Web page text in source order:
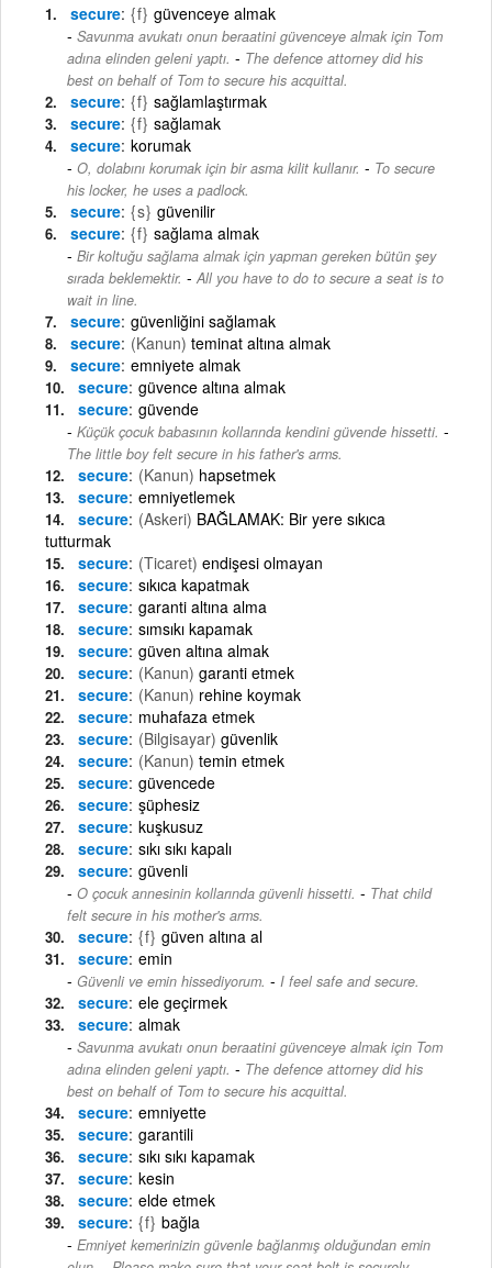
secure {f} güvenceye almak
Savunma avukatı onun beraatini güvenceye almak için Tom
adına elinden geleni yaptı. - The defence attorney did his
best on behalf of Tom to secure his acquittal.
secure {f} sağlamlaştırmak
secure {f} sağlamak
secure korumak
O, dolabını korumak için bir asma kilit kullanır. - To secure
his locker, he uses a padlock.
secure {s} güvenilir
secure {f} sağlama almak
Bir koltuğu sağlama almak için yapman gereken bütün şey
sırada beklemektir. - All you have to do to secure a seat is to
wait in line.
secure güvenliğini sağlamak
secure (Kanun) teminat altına almak
secure emniyete almak
secure güvence altına almak
secure güvende
Küçük çocuk babasının kollarında kendini güvende hissetti. -
The little boy felt secure in his father's arms.
secure (Kanun) hapsetmek
secure emniyetlemek
secure (Askeri) BAĞLAMAK: Bir yere sıkıca
tutturmak
secure (Ticaret) endişesi olmayan
secure sıkıca kapatmak
secure garanti altına alma
secure sımsıkı kapamak
secure güven altına almak
secure (Kanun) garanti etmek
secure (Kanun) rehine koymak
secure muhafaza etmek
secure (Bilgisayar) güvenlik
secure (Kanun) temin etmek
secure güvencede
secure şüphesiz
secure kuşkusuz
secure sıkı sıkı kapalı
secure güvenli
O çocuk annesinin kollarında güvenli hissetti. - That child
felt secure in his mother's arms.
secure {f} güven altına al
secure emin
Güvenli ve emin hissediyorum. - I feel safe and secure.
secure ele geçirmek
secure almak
Savunma avukatı onun beraatini güvenceye almak için Tom
adına elinden geleni yaptı. - The defence attorney did his
best on behalf of Tom to secure his acquittal.
secure emniyette
secure garantili
secure sıkı sıkı kapamak
secure kesin
secure elde etmek
secure {f} bağla
Emniyet kemerinizin güvenle bağlanmış olduğundan emin